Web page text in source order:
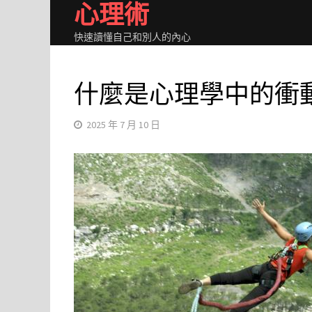
content
心理術
快速讀懂自己和別人的內心
什麼是心理學中的衝
2025 年 7 月 10 日